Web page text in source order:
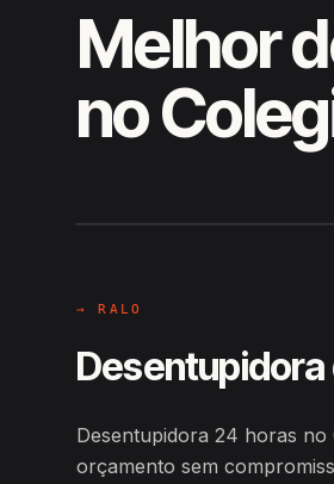
Melhor
no
EM CAMPO
→ RALO
Desentupidora
Desentupidora 24 horas no
orçamento sem